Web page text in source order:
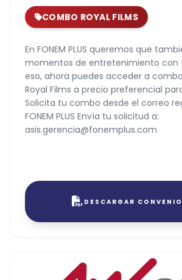
COMBO ROYAL FILMS
En FONEM PLUS queremos que
momentos de entretenimiento con
eso, ahora puedes acceder a
Royal Films a precio preferencial
Solicita tu combo desde el correo
FONEM PLUS Envía tu solicitud a:
asis.gerencia@fonemplus.com
DESCARGAR